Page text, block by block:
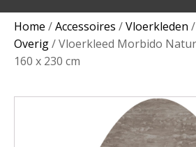
Home /Accessoires /Vloerkleden /
Overig/ Vloerkleed Morbido
160 x 230 cm